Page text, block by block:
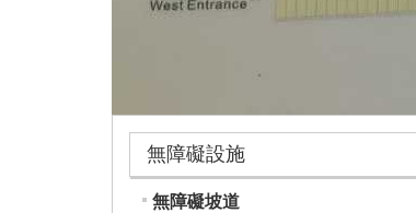
無障礙設施
無障礙坡道